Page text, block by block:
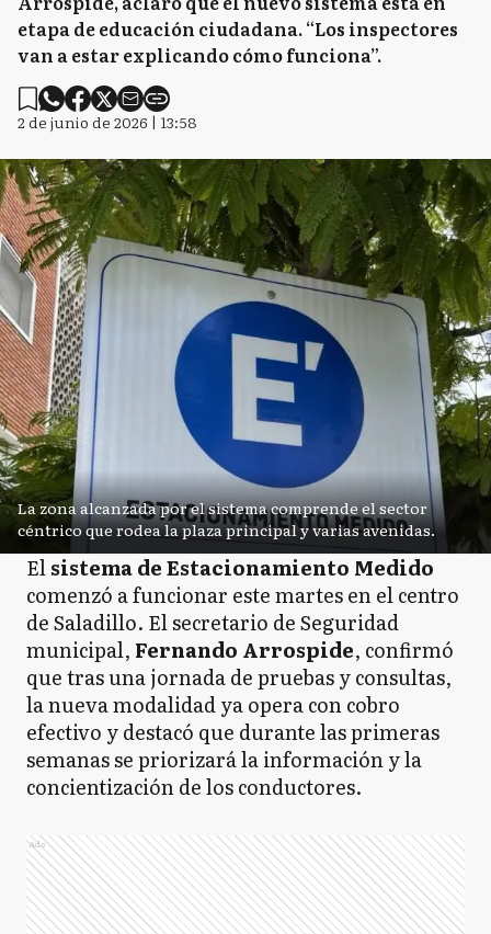
etapa de educación ciudadana. “Los inspectores
van a estar explicando cómo funciona”.
2 de junio de 2026 | 13:58
La zona alcanzada por el sistema comprende el sector
céntrico que rodea la plaza principal y varias avenidas.
Elsistema de Estacionamiento Medido
comenzó a funcionar este martes en el centro
de Saladillo. El secretario de Seguridad
municipal, Fernando Arrospide, confirmó
que tras una jornada de pruebas y consultas,
la nueva modalidad ya opera con cobro
efectivo y destacó que durante las primeras
semanas se priorizará la información y la
concientización de los conductores.
Ads